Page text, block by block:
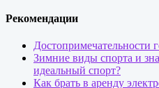
Рекомендации
Достопримечательности
Зимние виды спорта и
идеальный спорт?
Как брать в аренду